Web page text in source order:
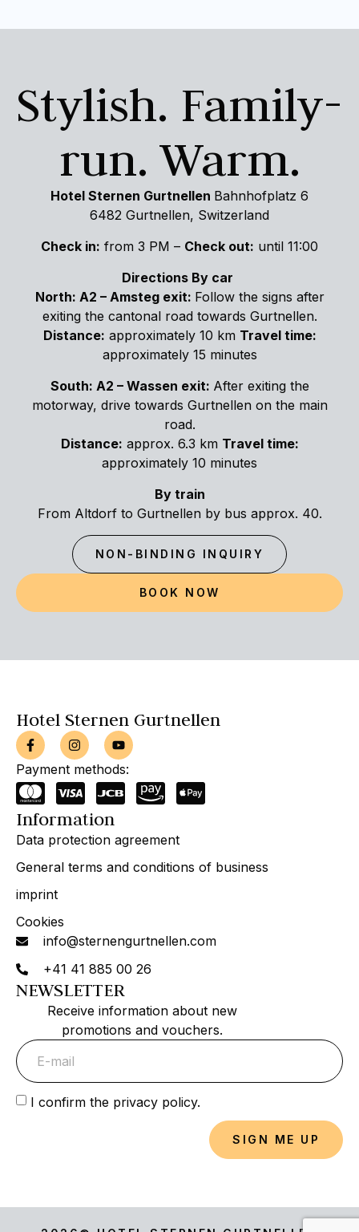
Stylish. Family-
run. Warm.
Hotel Sternen Gurtnellen Bahnhofplatz 6
6482 Gurtnellen, Switzerland
Check in: from 3 PM – Check out: until 11:00
Directions By car
North: A2 – Amsteg exit: Follow the signs after
exiting the cantonal road towards Gurtnellen.
Distance: approximately 10 km Travel time:
approximately 15 minutes
South: A2 – Wassen exit: After exiting the
motorway, drive towards Gurtnellen on the main
road.
Distance: approx. 6.3 km Travel time:
approximately 10 minutes
By train
From Altdorf to Gurtnellen by bus approx. 40.
NON-BINDING INQUIRY
BOOK NOW
Hotel Sternen Gurtnellen
Payment methods:
Information
Data protection agreement
General terms and conditions of business
imprint
Cookies
info@sternengurtnellen.com
+41 41 885 00 26
NEWSLETTER
Receive information about new
promotions and vouchers.
I confirm the privacy policy.
SIGN ME UP